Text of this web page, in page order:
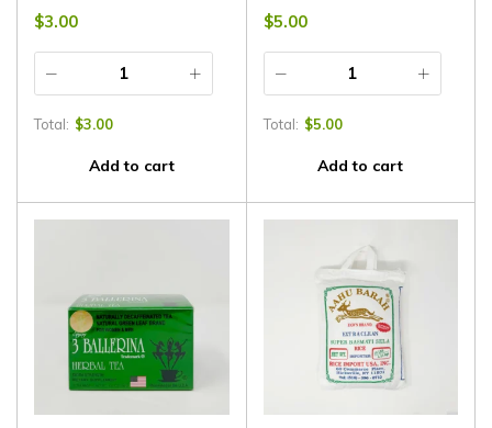
$3.00
Total: $3.00
Add to cart
$5.00
Total: $5.00
Add to cart